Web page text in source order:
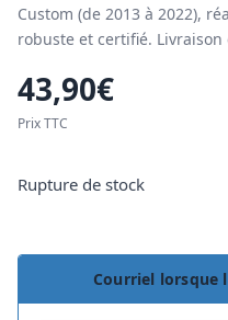
Custom (de 2013 à 2022),
robuste et certifié. Livraison
43,90€
Prix TTC
Rupture de stock
Courriel lorsque